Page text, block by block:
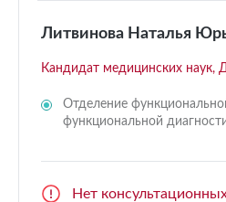
Литвинова Наталья
Кандидат медицинских наук,
Отделение
функциональной
Нет